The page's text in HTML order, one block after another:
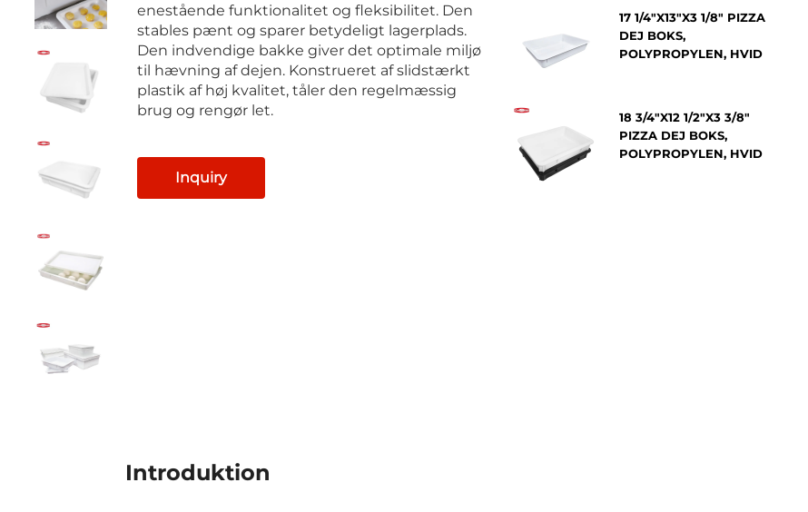
enestående funktionalitet og fleksibilitet. Den
stables pænt og sparer betydeligt lagerplads.
Den indvendige bakke giver det optimale miljø
til hævning af dejen. Konstrueret af slidstærkt
plastik af høj kvalitet, tåler den regelmæssig
brug og rengør let.
Inquiry
17 1/4"X13"X3 1/8" PIZZA
DEJ BOKS,
POLYPROPYLEN, HVID
18 3/4"X12 1/2"X3 3/8"
PIZZA DEJ BOKS,
POLYPROPYLEN, HVID
Introduktion